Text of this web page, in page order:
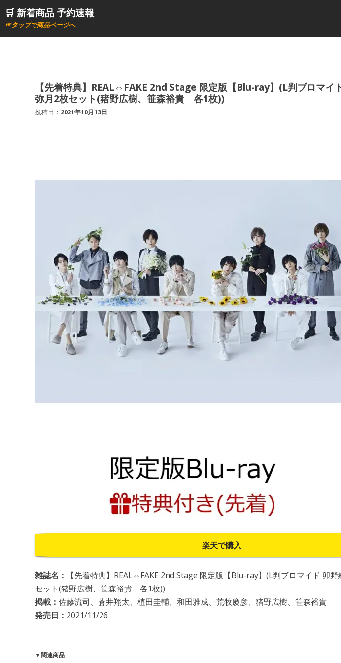
ン🛒 新着商品 予約速報
☞タップで商品ページへ
【先着特典】REAL⇔FAKE 2nd Stage 限定版【Blu-ray】(L判ブロマイ
弥月2枚セット(猪野広樹、笹森裕貴 各1枚))
投稿日： 2021年10月13日
楽天で購入
雑誌名：
【先着特典】REAL⇔FAKE 2nd Stage 限定版【Blu-ray】(L判ブロマイド 卯
セット(猪野広樹、笹森裕貴 各1枚))
掲載： 佐藤流司、蒼井翔太、植田圭輔、和田雅成、荒牧慶彦、猪野広樹、笹森裕貴
発売日： 2021/11/26
▼関連商品